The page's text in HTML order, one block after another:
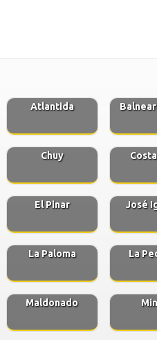
Atlantida
Chuy
El Pinar José
La Paloma La
Maldonado